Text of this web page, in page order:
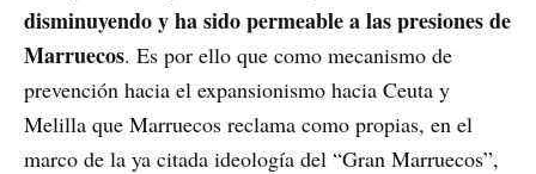
disminuyendo y ha sido permeable a las presiones de
Marruecos. Es por ello que como mecanismo de
prevención hacia el expansionismo hacia Ceuta y
Melilla que Marruecos reclama como propias, en el
marco de la ya citada ideología del “Gran Marruecos”,